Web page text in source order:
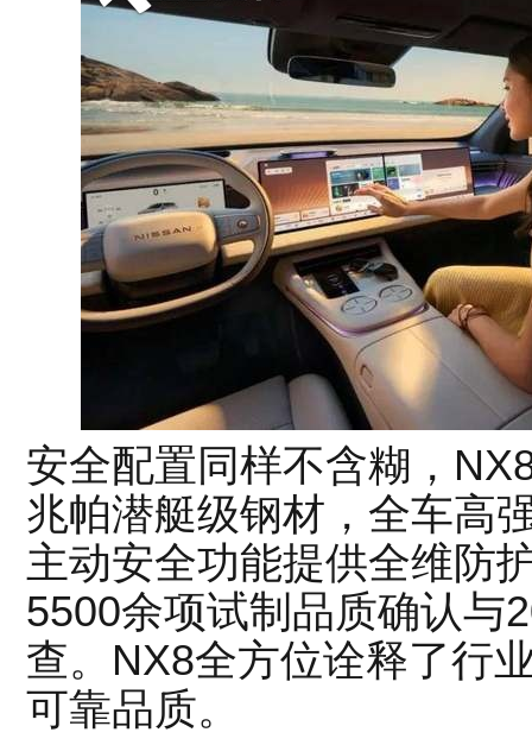
安全配置同样不含糊，
兆帕潜艇级钢材，全车高
主动安全功能提供全维防
5500余项试制品质确认与
查。NX8全方位诠释了行
可靠品质。